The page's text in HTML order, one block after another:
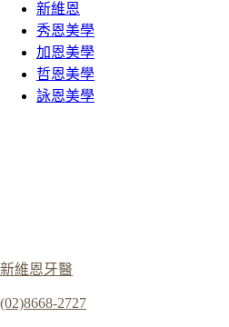
新維恩
秀恩美學
加恩美學
哲恩美學
詠恩美學
新維恩牙醫
(02)8668-2727